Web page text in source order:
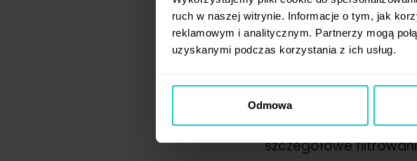
ruch w naszej witrynie. Informacje o tym, jak
reklamowym i analitycznym. Partnerzy mogą
uzyskanymi podczas korzystania z ich usług.
Odmowa
Strona
to bogate źródło
szczegółowe